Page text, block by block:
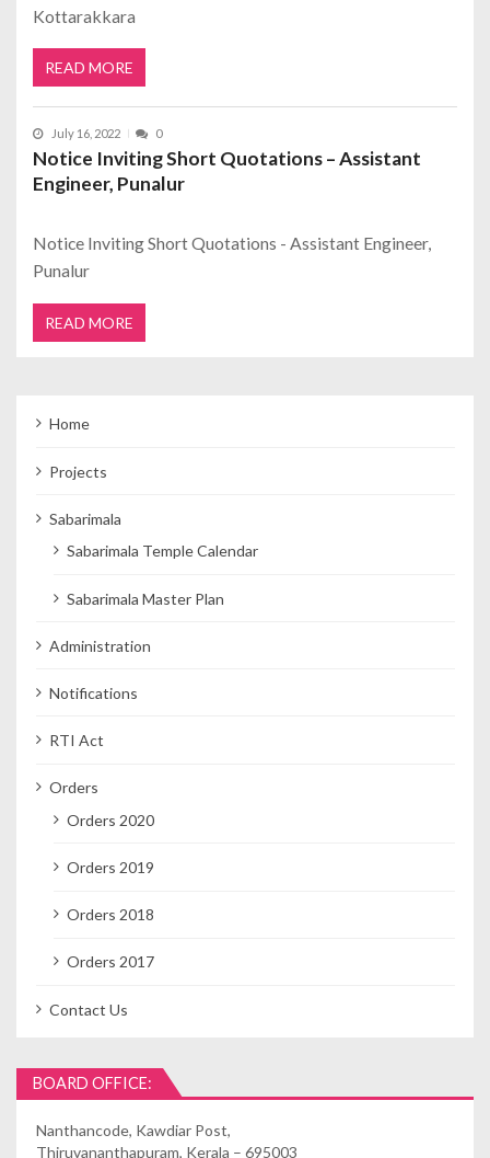
Kottarakkara
READ MORE
July 16, 2022 0
Notice Inviting Short Quotations – Assistant
Engineer, Punalur
Notice Inviting Short Quotations - Assistant Engineer,
Punalur
READ MORE
Home
Projects
Sabarimala
Sabarimala Temple Calendar
Sabarimala Master Plan
Administration
Notifications
RTI Act
Orders
Orders 2020
Orders 2019
Orders 2018
Orders 2017
Contact Us
BOARD OFFICE:
Nanthancode, Kawdiar Post,
Thiruvananthapuram, Kerala – 695003